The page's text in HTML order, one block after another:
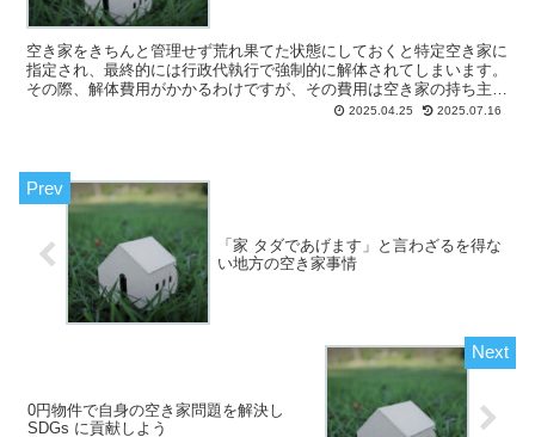
空き家をきちんと管理せず荒れ果てた状態にしておくと特定空き家に
指定され、最終的には行政代執行で強制的に解体されてしまいます。
その際、解体費用がかかるわけですが、その費用は空き家の持ち主に
請求されます。 ここでは空き家が強制撤去... 2025.04.25 2025.07.16
「家 タダであげます」と言わざるを得な
い地方の空き家事情
0円物件で自身の空き家問題を解決し
SDGs に貢献しよう